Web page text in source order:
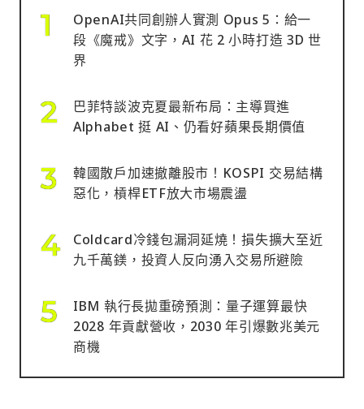
OpenAI共同創辦人實測 Opus 5：給一
段《魔戒》文字，AI 花 2 小時打造 3D 世
界
巴菲特談波克夏最新布局：主導買進
Alphabet 挺 AI、仍看好蘋果長期價值
韓國散戶加速撤離股市！KOSPI 交易結構
惡化，槓桿ETF放大市場震盪
Coldcard冷錢包漏洞延燒！損失擴大至近
九千萬鎂，投資人反向湧入交易所避險
IBM 執行長拋重磅預測：量子運算最快
2028 年貢獻營收，2030 年引爆數兆美元
商機